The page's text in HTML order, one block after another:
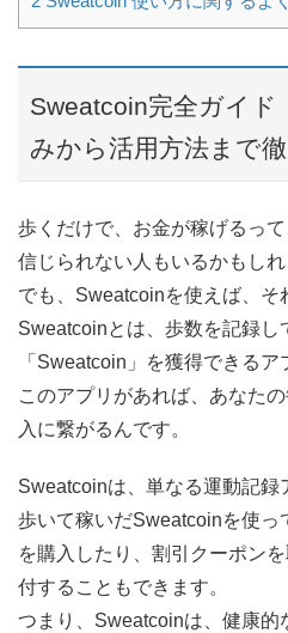
Sweatcoin完全ガイド
みから活用方法まで徹
歩くだけで、お金が稼げるって
信じられない人もいるかもしれ
でも、Sweatcoinを使えば、そ
Sweatcoinとは、歩数を記録し
「Sweatcoin」を獲得できるア
このアプリがあれば、あなた
入に繋がるんです。
Sweatcoinは、単なる運動記録
歩いて稼いだSweatcoinを使っ
を購入したり、割引クーポン
付することもできます。
つまり、Sweatcoinは、健康的